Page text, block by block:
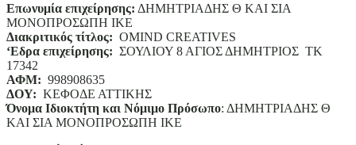
Επωνυμία επιχείρησης: ΔΗΜΗΤΡΙΑΔΗΣ Θ ΚΑΙ ΣΙΑ
ΜΟΝΟΠΡΟΣΩΠΗ ΙΚΕ
Διακριτικός τίτλος: ΟΜΙΝD CREATIVES
‘Eδρα επιχείρησης: ΣΟΥΛΙΟΥ 8 ΑΓΙΟΣ ΔΗΜΗΤΡΙΟΣ ΤΚ
17342
ΑΦΜ: 998908635
ΔΟΥ: ΚΕΦΟΔΕ ΑΤΤΙΚΗΣ
Όνομα Ιδιοκτήτη και Νόμιμο Πρόσωπο: ΔΗΜΗΤΡΙΑΔΗΣ Θ
ΚΑΙ ΣΙΑ ΜΟΝΟΠΡΟΣΩΠΗ ΙΚΕ